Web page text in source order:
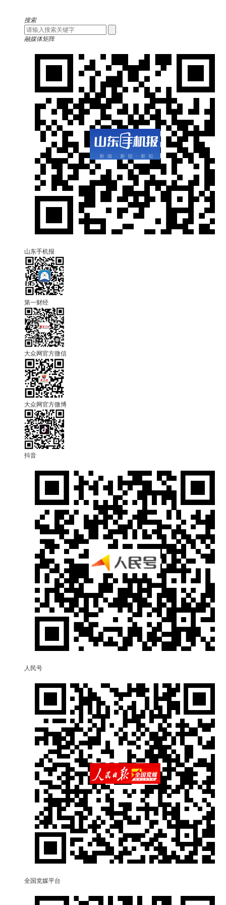
搜索
融媒体矩阵
山东手机报
第一财经
大众网官方微信
大众网官方微博
抖音
人民号
全国党媒平台